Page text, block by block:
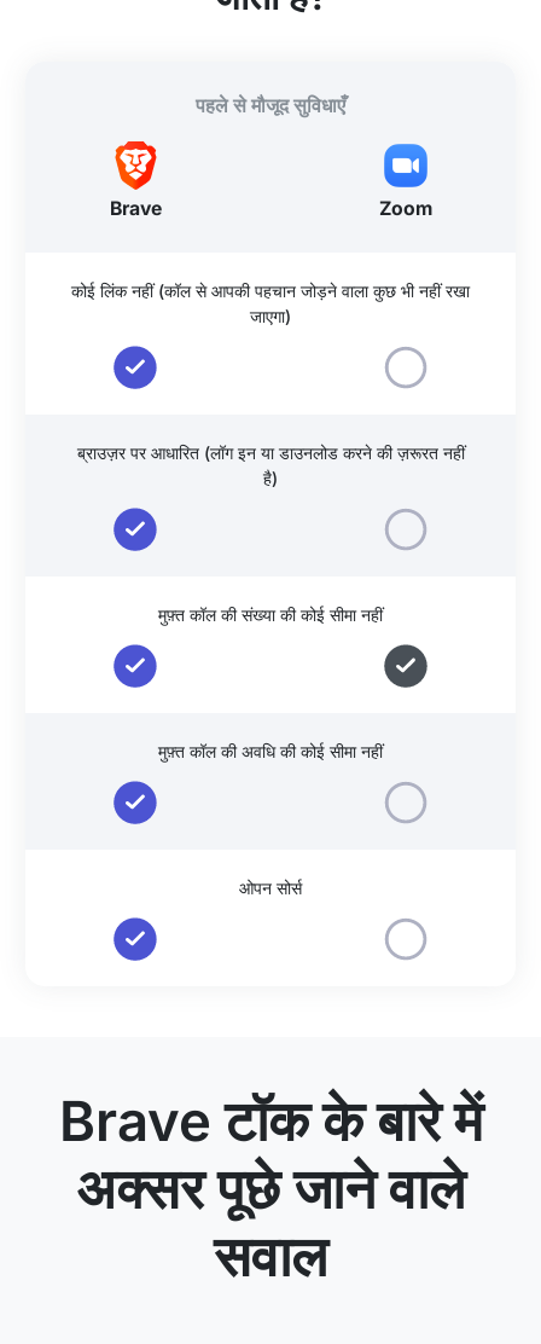
पहले से मौजूद सुविधाएँ
Brave Zoom
कोई लिंक नहीं (कॉल से आपकी पहचान जोड़ने वाला कुछ भी नहीं रखा
जाएगा)
ब्राउज़र पर आधारित (लॉग इन या डाउनलोड करने की ज़रूरत नहीं
है)
मुफ़्त कॉल की संख्या की कोई सीमा नहीं
मुफ़्त कॉल की अवधि की कोई सीमा नहीं
ओपन सोर्स
Brave टॉक के बारे में
अक्सर पूछे जाने वाले
सवाल